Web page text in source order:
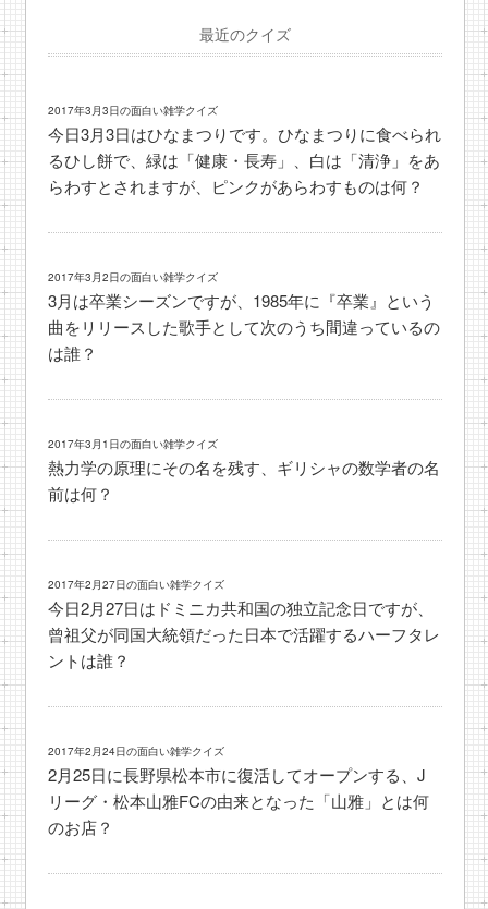
最近のクイズ
2017年3月3日の面白い雑学クイズ
今日3月3日はひなまつりです。ひなまつりに食べられ
るひし餅で、緑は「健康・長寿」、白は「清浄」をあ
らわすとされますが、ピンクがあらわすものは何？
2017年3月2日の面白い雑学クイズ
3月は卒業シーズンですが、1985年に『卒業』という
曲をリリースした歌手として次のうち間違っているの
は誰？
2017年3月1日の面白い雑学クイズ
熱力学の原理にその名を残す、ギリシャの数学者の名
前は何？
2017年2月27日の面白い雑学クイズ
今日2月27日はドミニカ共和国の独立記念日ですが、
曾祖父が同国大統領だった日本で活躍するハーフタレ
ントは誰？
2017年2月24日の面白い雑学クイズ
2月25日に長野県松本市に復活してオープンする、J
リーグ・松本山雅FCの由来となった「山雅」とは何
のお店？